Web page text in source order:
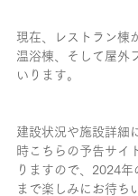
現在、レストラン棟
温浴棟、そして屋外
いります。
建設状況や施設詳細
時こちらの予告サイ
りますので、2024
まで楽しみにお待ち